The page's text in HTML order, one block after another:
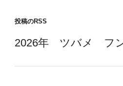
投稿のRSS
2026年 ツバメ フ